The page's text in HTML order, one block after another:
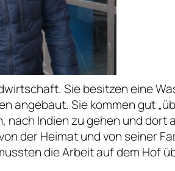
Sie besitzen eine
angebaut. Sie kommen gut
nach Indien zu gehen und
der Heimat und von seiner
die Arbeit auf dem Hof